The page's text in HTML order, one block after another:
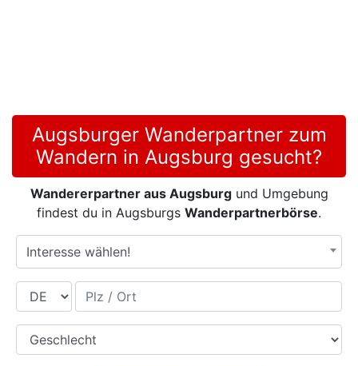
Augsburger Wanderpartner zum
Wandern in Augsburg gesucht?
Wandererpartner aus Augsburgund Umgebung
findest du in Augsburgs Wanderpartnerbörse.
Interesse wählen!
Land Plz / Ort
Geschlecht